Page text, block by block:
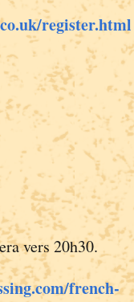
register.html
vers 20h30.
french-